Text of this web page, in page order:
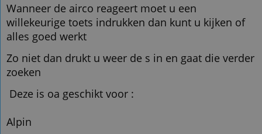
Wanneer de airco reageert moet u een
willekeurige toets indrukken dan kunt u kijken of
alles goed werkt
Zo niet dan drukt u weer de s in en gaat die verder
zoeken
Deze is oa geschikt voor :
Alpin